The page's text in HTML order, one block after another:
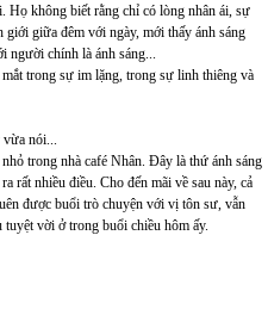
Họ không biết rằng chỉ có lòng nhân ái, sự
giữa đêm với ngày, mới thấy ánh sáng
người chính là ánh sáng...
trong sự im lặng, trong sự linh thiêng và
vừa nói...
trong nhà café Nhân. Đây là thứ ánh sáng
rất nhiều điều. Cho đến mãi về sau này, cả
được buổi trò chuyện với vị tôn sư, vẫn
vời ở trong buổi chiều hôm ấy.